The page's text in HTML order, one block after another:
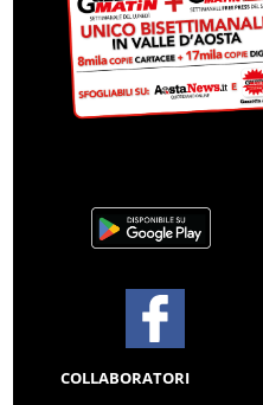
COLLABORATORI